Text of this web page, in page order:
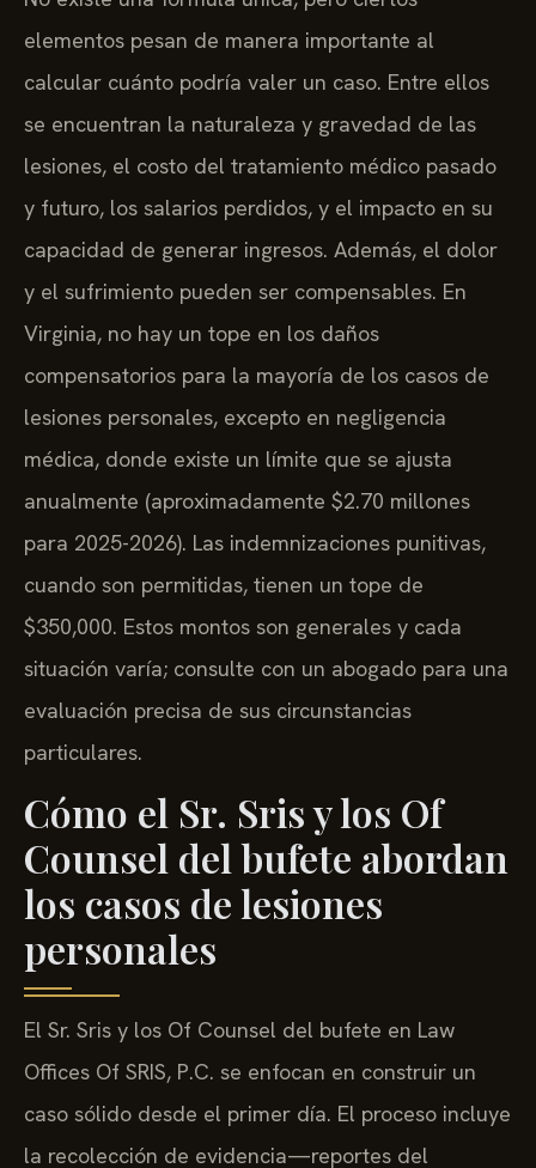
elementos pesan de manera importante al
calcular cuánto podría valer un caso. Entre ellos
se encuentran la naturaleza y gravedad de las
lesiones, el costo del tratamiento médico pasado
y futuro, los salarios perdidos, y el impacto en su
capacidad de generar ingresos. Además, el dolor
y el sufrimiento pueden ser compensables. En
Virginia, no hay un tope en los daños
compensatorios para la mayoría de los casos de
lesiones personales, excepto en negligencia
médica, donde existe un límite que se ajusta
anualmente (aproximadamente $2.70 millones
para 2025-2026). Las indemnizaciones punitivas,
cuando son permitidas, tienen un tope de
$350,000. Estos montos son generales y cada
situación varía; consulte con un abogado para una
evaluación precisa de sus circunstancias
particulares.
Cómo el Sr. Sris y los Of
Counsel del bufete abordan
los casos de lesiones
personales
El Sr. Sris y los Of Counsel del bufete en Law
Offices Of SRIS, P.C. se enfocan en construir un
caso sólido desde el primer día. El proceso incluye
la recolección de evidencia—reportes del